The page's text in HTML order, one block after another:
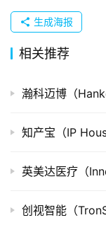
发
购
组
公
市
登录
生成海报
相关推荐
瀚科迈博（
知产宝（IP
英美达医疗（
创视智能（